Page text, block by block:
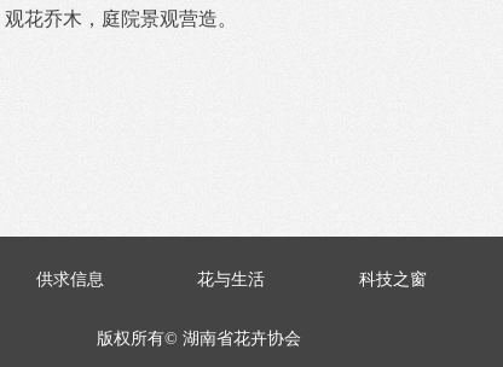
花乔木，庭院景观营造。
版权所有© 湖南省花卉协会
供求信息 花与生活 科技之窗